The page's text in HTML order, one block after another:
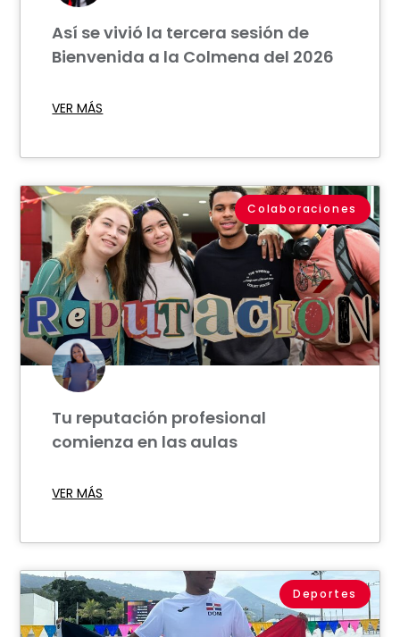
Así se vivió la tercera sesión de
Bienvenida a la Colmena del 2026
VER MÁS
Colaboraciones
Tu reputación profesional
comienza en las aulas
VER MÁS
Deportes